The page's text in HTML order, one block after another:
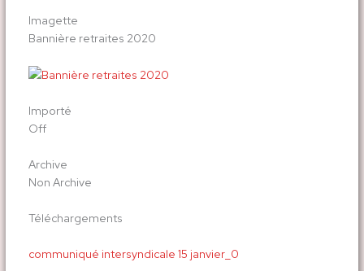
Imagette
Bannière retraites 2020
Importé
Off
Archive
Non Archive
Téléchargements
communiqué intersyndicale 15 janvier_0